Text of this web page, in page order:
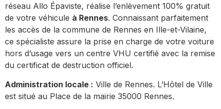
réseau Allo Épaviste, réalise l’enlèvement 100% gratuit
de votre véhicule à Rennes. Connaissant parfaitement
les accès de la commune de Rennes en Ille-et-Vilaine,
ce spécialiste assure la prise en charge de votre voiture
hors d’usage vers un centre VHU certifié avec la remise
du certificat de destruction officiel.
Administration locale : Ville de Rennes. L’Hôtel de Ville
est situé au Place de la mairie 35000 Rennes.